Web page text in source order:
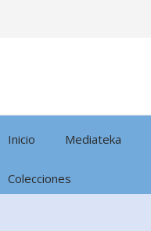
Inicio Mediateka
Colecciones